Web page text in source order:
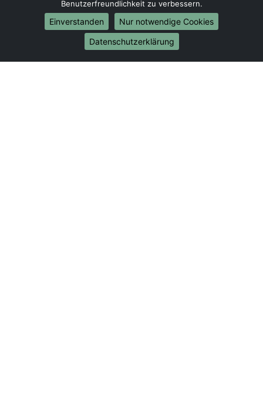
Umzug von Marl nach Bielefeld
Umzug von Marl nach Bonn
Umzug von Marl nach Münster
Benutzerfreundlichkeit zu verbessern.
Einverstanden
Nur notwendige Cookies
Datenschutzerklärung